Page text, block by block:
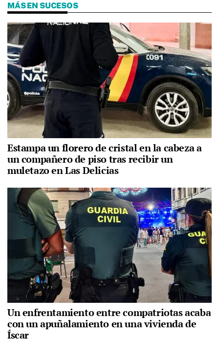
MÁS EN SUCESOS
Estampa un florero de cristal en la cabeza a
un compañero de piso tras recibir un
muletazo en Las Delicias
Un enfrentamiento entre compatriotas acaba
con un apuñalamiento en una vivienda de
Íscar